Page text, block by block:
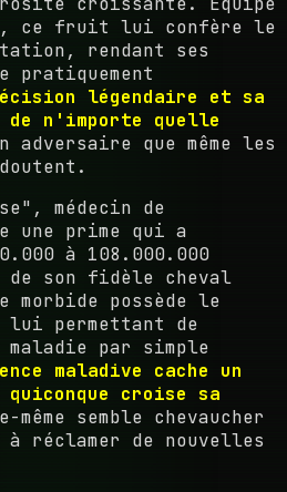
Mi, ce fruit lui confère le
rendant ses
pratiquement
légendaire et sa
n'importe quelle
adversaire que même les
médecin de
une prime qui a
à 108.000.000
de son fidèle cheval
possède le
lui permettant de
par simple
maladive cache un
croise sa
semble chevaucher
réclamer de nouvelles